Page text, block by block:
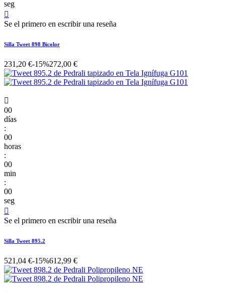
seg

Se el primero en escribir una reseña
Silla Tweet 898 Bicolor
231,20 €-15%272,00 €

00
días
:
00
horas
:
00
min
:
00
seg

Se el primero en escribir una reseña
Silla Tweet 895.2
521,04 €-15%612,99 €